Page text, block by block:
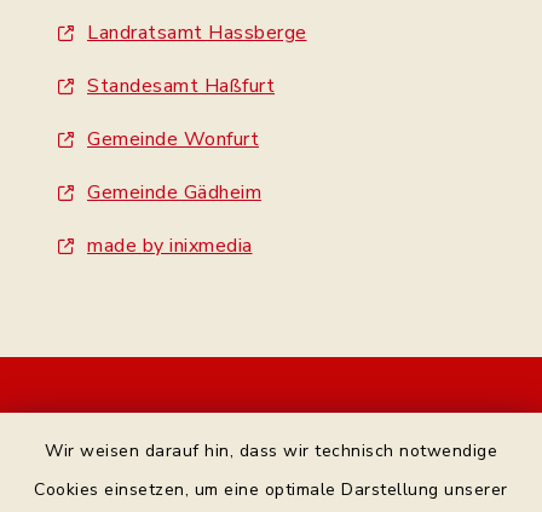
Wir weisen darauf hin, dass wir technisch notwendige
Cookies einsetzen, um eine optimale Darstellung unserer
Landratsamt Hassberge
Standesamt Haßfurt
Gemeinde Wonfurt
Gemeinde Gädheim
made by inixmedia
Bankverbindung